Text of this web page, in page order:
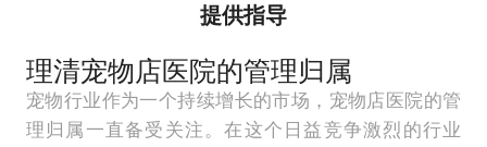
提供指导
理清宠物店医院的管理归属
宠物行业作为一个持续增长的市场，宠物店医院的管
理归属一直备受关注。在这个日益竞争激烈的行业